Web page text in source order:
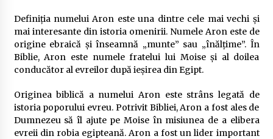
Cotele Dunării: Monitorizare și Prognoze
Hidrologice prin DanubeAlert.com
2 ani ago
Definiția numelui Aron este una dintre cele mai vechi și
mai interesante din istoria omenirii. Numele Aron este de
origine ebraică și înseamnă „munte” sau „înălțime”. În
Biblie, Aron este numele fratelui lui Moise și al doilea
conducător al evreilor după ieșirea din Egipt.
Originea biblică a numelui Aron este strâns legată de
istoria poporului evreu. Potrivit Bibliei, Aron a fost ales de
Dumnezeu să îl ajute pe Moise în misiunea de a elibera
evreii din robia egipteană. Aron a fost un lider important